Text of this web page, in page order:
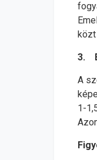
közt
3.
A
1-